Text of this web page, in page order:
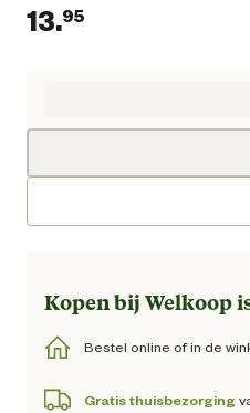
13.95
Kopen bij Welkoop
Bestel online of in de
Gratis thuisbezorging